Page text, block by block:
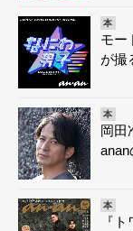
本
モー
が撮
本
岡田
本
『